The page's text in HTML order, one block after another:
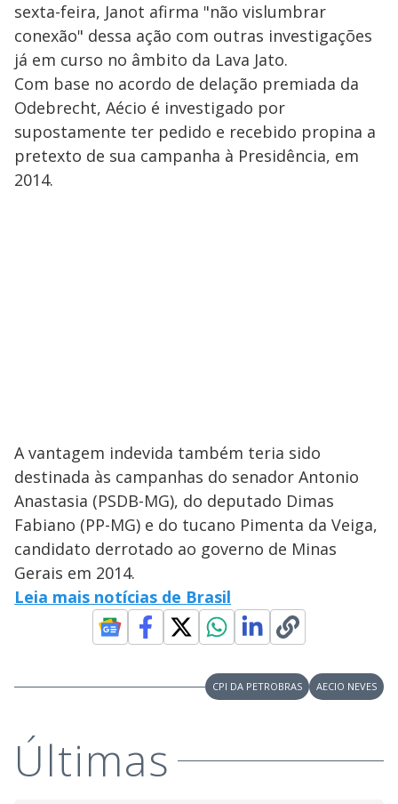
sexta-feira, Janot afirma "não vislumbrar
conexão" dessa ação com outras investigações
já em curso no âmbito da Lava Jato.
Com base no acordo de delação premiada da
Odebrecht, Aécio é investigado por
supostamente ter pedido e recebido propina a
pretexto de sua campanha à Presidência, em
2014.
A vantagem indevida também teria sido
destinada às campanhas do senador Antonio
Anastasia (PSDB-MG), do deputado Dimas
Fabiano (PP-MG) e do tucano Pimenta da Veiga,
candidato derrotado ao governo de Minas
Gerais em 2014.
Leia mais notícias de Brasil
CPI DA PETROBRAS AECIO NEVES
Últimas